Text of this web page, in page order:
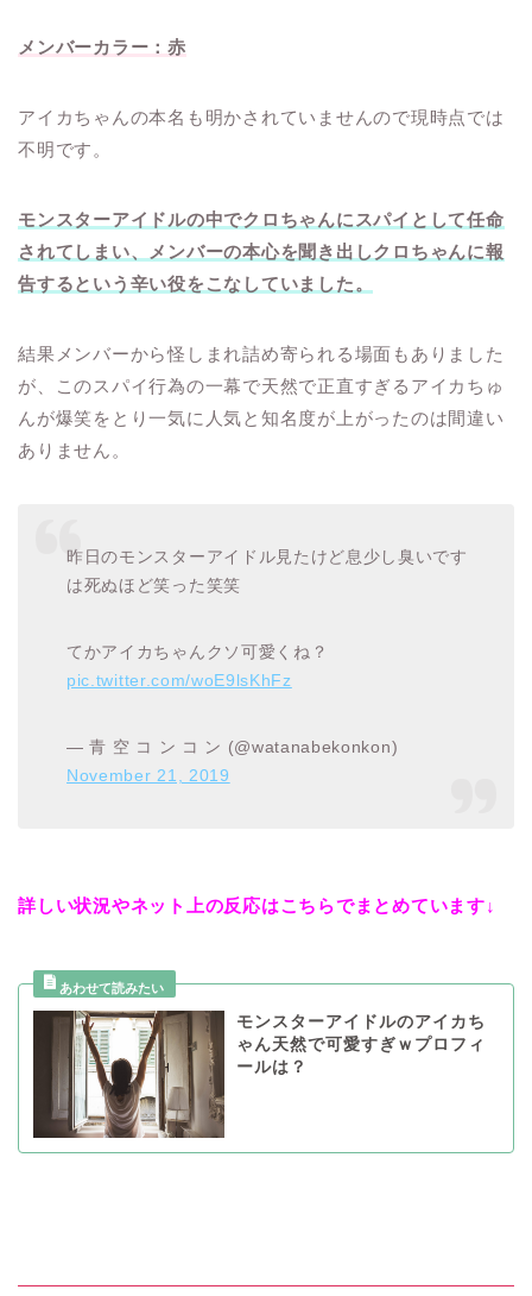
メンバーカラー：赤
アイカちゃんの本名も明かされていませんので現時点では
不明です。
モンスターアイドルの中でクロちゃんにスパイとして任命
されてしまい、メンバーの本心を聞き出しクロちゃんに報
告するという辛い役をこなしていました。
結果メンバーから怪しまれ詰め寄られる場面もありました
が、このスパイ行為の一幕で天然で正直すぎるアイカちゅ
んが爆笑をとり一気に人気と知名度が上がったのは間違い
ありません。
昨日のモンスターアイドル見たけど息少し臭いです
は死ぬほど笑った笑笑
てかアイカちゃんクソ可愛くね？
pic.twitter.com/woE9lsKhFz
— 青 空 コ ン コ ン (@watanabekonkon)
November 21, 2019
詳しい状況やネット上の反応はこちらでまとめています↓
モンスターアイドルのアイカち
ゃん天然で可愛すぎｗプロフィ
ールは？